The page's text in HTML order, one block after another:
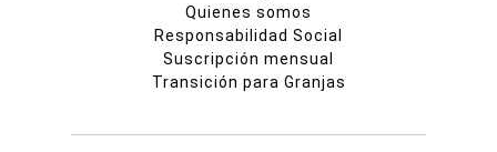
Quienes somos
Responsabilidad Social
Suscripción mensual
Transición para Granjas